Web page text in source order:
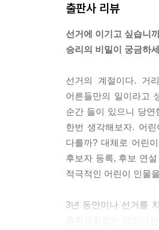
출판사 리뷰
선거에 이기고 싶습니
승리의 비밀이 궁금하
선거의 계절이다. 거
어른들만의 일이라고
순간 들이 있으니 당
한번 생각해보자. 어
다를까? 대체로 어린
후보자 등록, 후보 연
적극적인 어린이 인물
3년 동안이나 선거를